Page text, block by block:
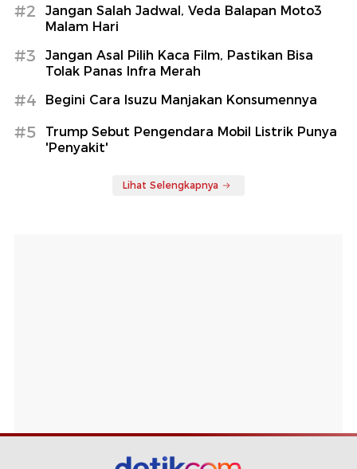
#2
Jangan Salah Jadwal, Veda Balapan Moto3
Malam Hari
#3
Jangan Asal Pilih Kaca Film, Pastikan Bisa
Tolak Panas Infra Merah
#4 Begini Cara Isuzu Manjakan Konsumennya
#5
Trump Sebut Pengendara Mobil Listrik Punya
'Penyakit'
Lihat Selengkapnya